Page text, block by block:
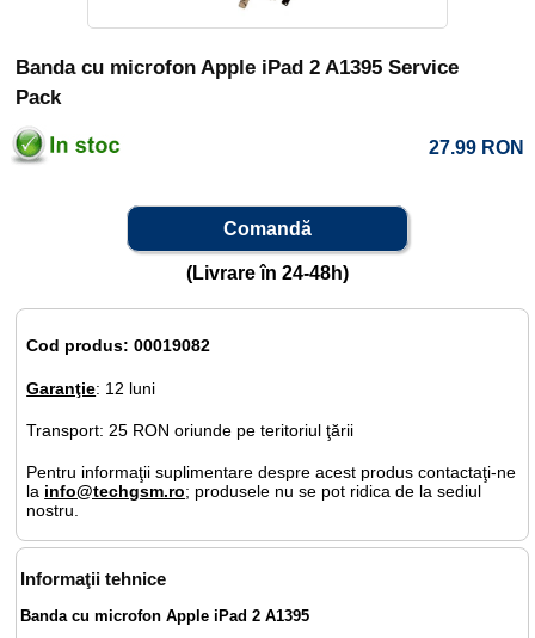
Banda cu microfon Apple iPad 2 A1395 Service
Pack
27.99 RON
Comandă
(Livrare în 24-48h)
Cod produs: 00019082
Garanţie: 12 luni
Transport: 25 RON oriunde pe teritoriul ţării
Pentru informaţii suplimentare despre acest produs contactaţi-ne
la info@techgsm.ro; produsele nu se pot ridica de la sediul
nostru.
Informaţii tehnice
Banda cu microfon Apple iPad 2 A1395